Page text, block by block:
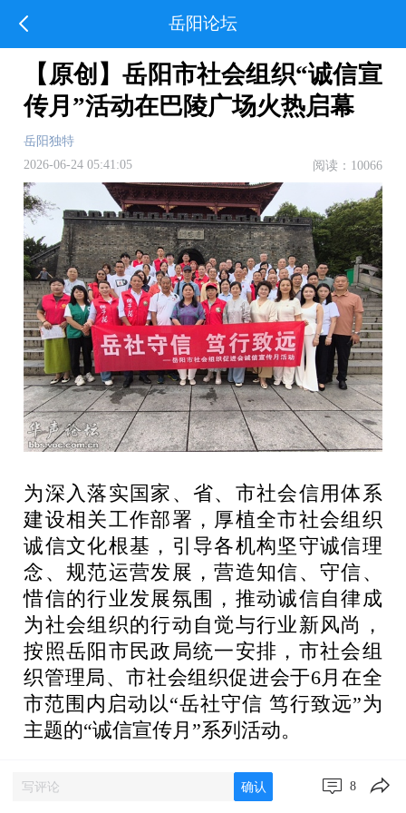
岳阳论坛
【原创】岳阳市社会组织“诚信宣
传月”活动在巴陵广场火热启幕
岳阳独特
2026-06-24 05:41:05
阅读：10066
为深入落实国家、省、市社会信用体系
建设相关工作部署，厚植全市社会组织
诚信文化根基，引导各机构坚守诚信理
念、规范运营发展，营造知信、守信、
惜信的行业发展氛围，推动诚信自律成
为社会组织的行动自觉与行业新风尚，
按照岳阳市民政局统一安排，市社会组
织管理局、市社会组织促进会于6月在全
市范围内启动以“岳社守信 笃行致远”为
主题的“诚信宣传月”系列活动。
确认 8